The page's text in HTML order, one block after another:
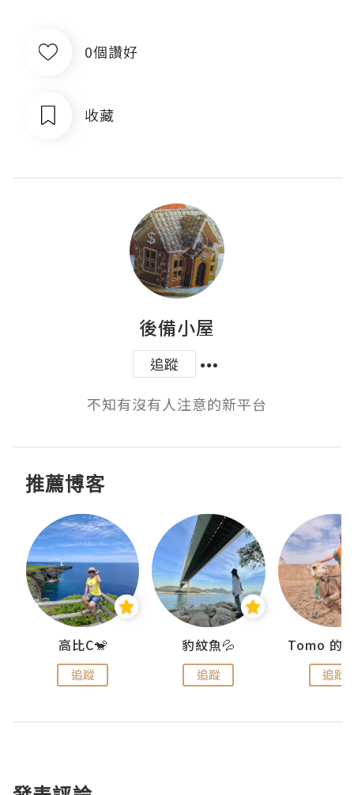
0個讚好
收藏
後備小屋
追蹤
不知有沒有人注意的新平台
推薦博客
高比C🐒
追蹤
豹紋魚💦
追蹤 追蹤